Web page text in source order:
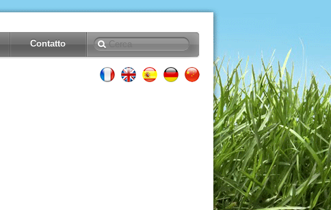
Contatto